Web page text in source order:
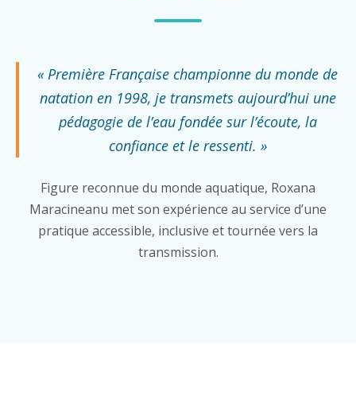
« Première Française championne du monde de
natation en 1998, je transmets aujourd’hui une
pédagogie de l’eau fondée sur l’écoute, la
confiance et le ressenti. »
Figure reconnue du monde aquatique, Roxana
Maracineanu met son expérience au service d’une
pratique accessible, inclusive et tournée vers la
transmission.